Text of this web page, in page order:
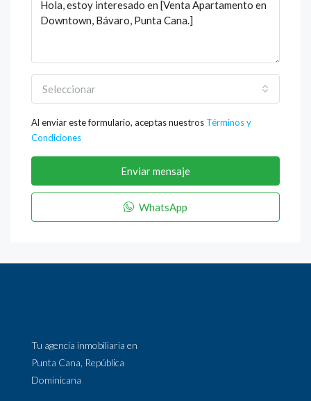
Seleccionar
Al enviar este formulario, aceptas nuestros Términos y
Condiciones
Enviar mensaje
WhatsApp
Tu agencia inmobiliaria en
Punta Cana, República
Dominicana